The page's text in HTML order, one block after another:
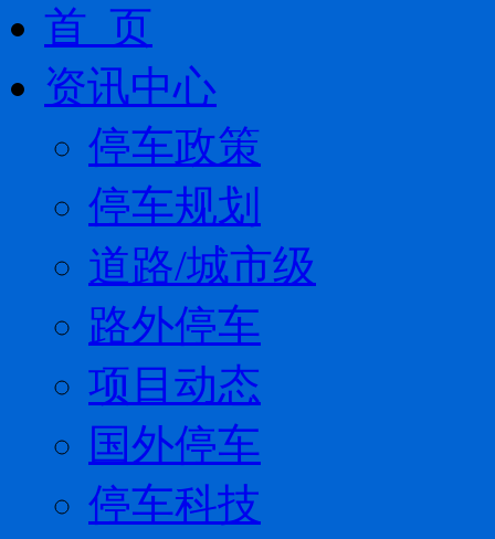
首 页
资讯中心
停车政策
停车规划
道路/城市级
路外停车
项目动态
国外停车
停车科技